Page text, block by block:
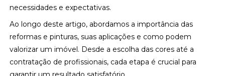
necessidades e expectativas.
Ao longo deste artigo, abordamos a importância das
reformas e pinturas, suas aplicações e como podem
valorizar um imóvel. Desde a escolha das cores até a
contratação de profissionais, cada etapa é crucial para